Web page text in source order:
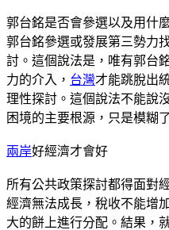
郭台銘是否會參選以及用什
郭台銘參選或發展第三勢力
討。這個說法是，唯有郭台
力的介入， 台灣才能跳脫出
理性探討。這個說法不能說
困境的主要根源，只是模糊
兩岸好經濟才會好
所有公共政策探討都得面對
經濟無法成長，稅收不能增
大的餅上進行分配。結果，